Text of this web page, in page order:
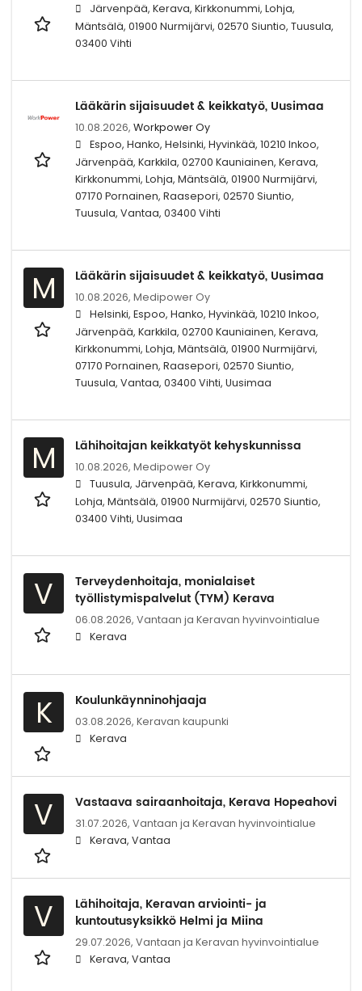
Järvenpää, Kerava, Kirkkonummi, Lohja,
Mäntsälä, 01900 Nurmijärvi, 02570 Siuntio, Tuusula,
03400 Vihti
Lääkärin sijaisuudet & keikkatyö, Uusimaa
10.08.2026, Workpower Oy
Espoo, Hanko, Helsinki, Hyvinkää, 10210 Inkoo,
Järvenpää, Karkkila, 02700 Kauniainen, Kerava,
Kirkkonummi, Lohja, Mäntsälä, 01900 Nurmijärvi,
07170 Pornainen, Raasepori, 02570 Siuntio,
Tuusula, Vantaa, 03400 Vihti
M Lääkärin sijaisuudet & keikkatyö, Uusimaa
10.08.2026, Medipower Oy
Helsinki, Espoo, Hanko, Hyvinkää, 10210 Inkoo,
Järvenpää, Karkkila, 02700 Kauniainen, Kerava,
Kirkkonummi, Lohja, Mäntsälä, 01900 Nurmijärvi,
07170 Pornainen, Raasepori, 02570 Siuntio,
Tuusula, Vantaa, 03400 Vihti, Uusimaa
M Lähihoitajan keikkatyöt kehyskunnissa
10.08.2026, Medipower Oy
Tuusula, Järvenpää, Kerava, Kirkkonummi,
Lohja, Mäntsälä, 01900 Nurmijärvi, 02570 Siuntio,
03400 Vihti, Uusimaa
V
Terveydenhoitaja, monialaiset
työllistymispalvelut (TYM) Kerava
06.08.2026, Vantaan ja Keravan hyvinvointialue
Kerava
K Koulunkäynninohjaaja
03.08.2026, Keravan kaupunki
Kerava
V Vastaava sairaanhoitaja, Kerava Hopeahovi
31.07.2026, Vantaan ja Keravan hyvinvointialue
Kerava, Vantaa
V
Lähihoitaja, Keravan arviointi- ja
kuntoutusyksikkö Helmi ja Miina
29.07.2026, Vantaan ja Keravan hyvinvointialue
Kerava, Vantaa